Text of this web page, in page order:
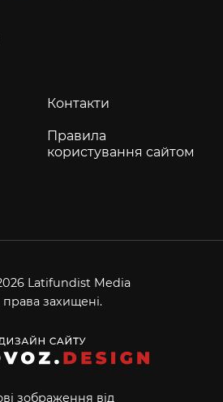
Контакти
Правила
користування сайтом
Latifundist Media
права захищені.
зображення від